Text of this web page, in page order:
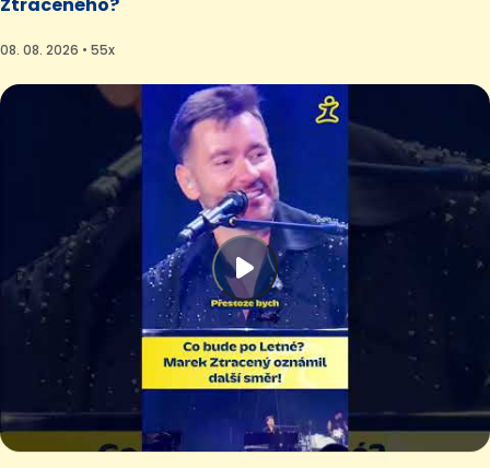
Ztraceného?
08. 08. 2026 • 55x